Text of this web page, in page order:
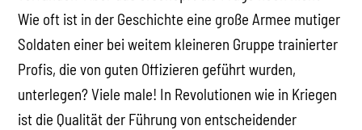
Wie oft ist in der Geschichte eine große Armee mutiger
Soldaten einer bei weitem kleineren Gruppe trainierter
Profis, die von guten Offizieren geführt wurden,
unterlegen? Viele male! In Revolutionen wie in Kriegen
ist die Qualität der Führung von entscheidender